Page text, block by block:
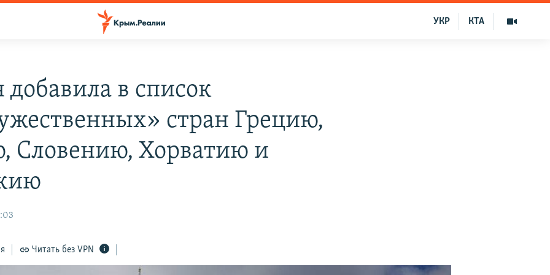
КТА
УКР
добавила в список
стран Грецию,
Словению, Хорватию и
Читать без VPN